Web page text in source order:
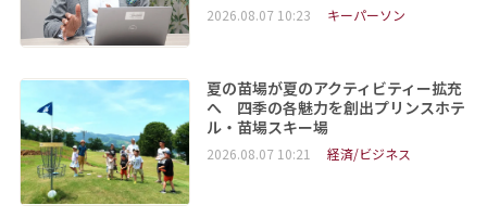
2026.08.07 10:23 キーパーソン
夏の苗場が夏のアクティビティー拡充
へ 四季の各魅力を創出プリンスホテ
ル・苗場スキー場
2026.08.07 10:21 経済/ビジネス